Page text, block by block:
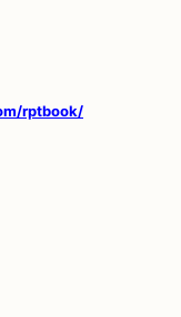
rptbook/